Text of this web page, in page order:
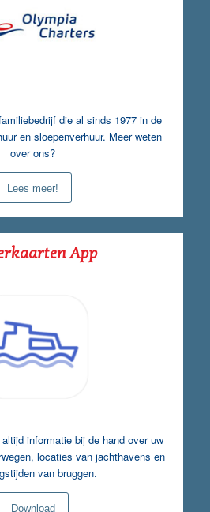
die al sinds 1977 in de
en sloepenverhuur. Meer weten
over ons?
Lees meer!
App
informatie bij de hand over uw
locaties van jachthavens en
van bruggen.
Download